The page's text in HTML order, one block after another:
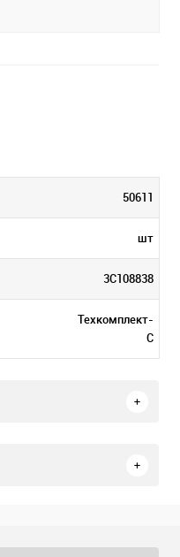
50611
шт
3С108838
Техкомплект-
С